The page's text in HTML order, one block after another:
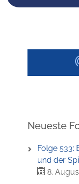
Neueste
Folge 533:
und der
8.